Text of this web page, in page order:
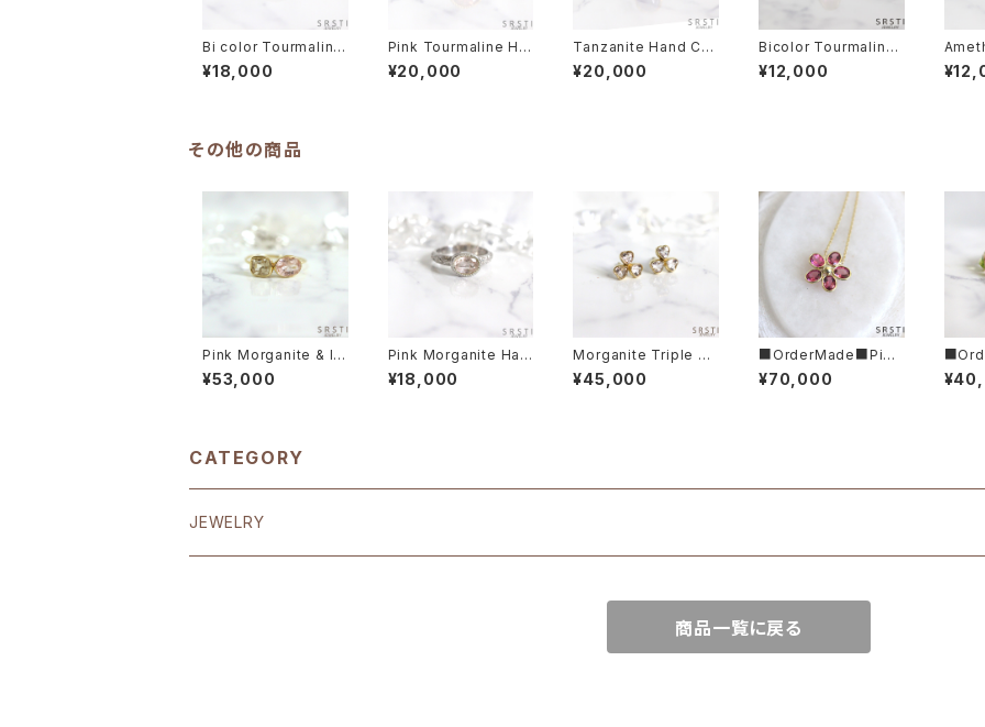
Bi color Tourmaline
Hand Carving K18G
P Ring
¥18,000
Pink Tourmaline Ha
nd Carving K18GP R
ing
¥20,000
Tanzanite Hand Car
ving K18GP Ring
¥20,000
Bicolor Tourmaline
K18GP Ring D
¥12,000
GP
その他の商品
Pink Morganite & Im
perial Topaz K10YG
Ring
¥53,000
Pink Morganite Han
d carving SV925 Rin
g
¥18,000
Morganite Triple He
art K10YG Stud Pier
ce Earring
¥45,000
■OrderMade■Pink
Tourmaline K14/K18
Flower Necklace
¥70,000
dot
CATEGORY
JEWELRY
商品一覧に戻る